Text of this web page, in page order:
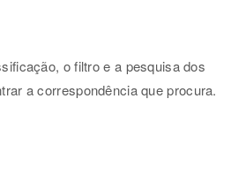
o filtro e a pesquisa dos
a correspondência que procura.